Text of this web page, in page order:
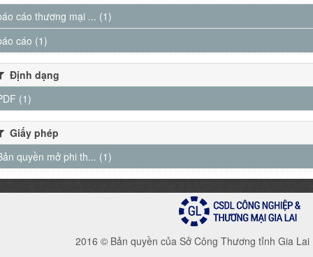
cáo thương mại ... (1)
cáo (1)
Định dạng
(1)
Giấy phép
quyền mở phi th... (1)
2016 © Bản quyền của Sở Công Thương tỉnh Gia Lai